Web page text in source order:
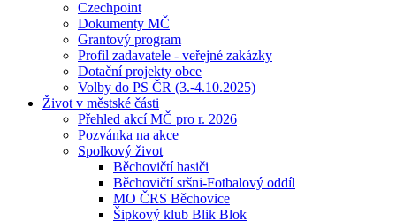
Czechpoint
Dokumenty MČ
Grantový program
Profil zadavatele - veřejné zakázky
Dotační projekty obce
Volby do PS ČR (3.-4.10.2025)
Život v městské části
Přehled akcí MČ pro r. 2026
Pozvánka na akce
Spolkový život
Běchovičtí hasiči
Běchovičtí sršni-Fotbalový oddíl
MO ČRS Běchovice
Šipkový klub Blik Blok